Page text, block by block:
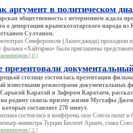
аргумент в политическом
общественность с нетерпением ждала
о депортации крымскотатарского народа
Султаном.
Симферополя (Акмесджида) проходили
фильма «Хайтарма» были приглашены
[ 0 ]
презентовали
столице состоялась презентация
известными режиссерами документальных
Каратай и Зафером Каратаем,
родину сквозь призму жизни Мустафы
составляет 270 минут.
состоялась в конференц-зале Союза палат
министра Турции Бюлент Арынч, глава
[ 1 ]